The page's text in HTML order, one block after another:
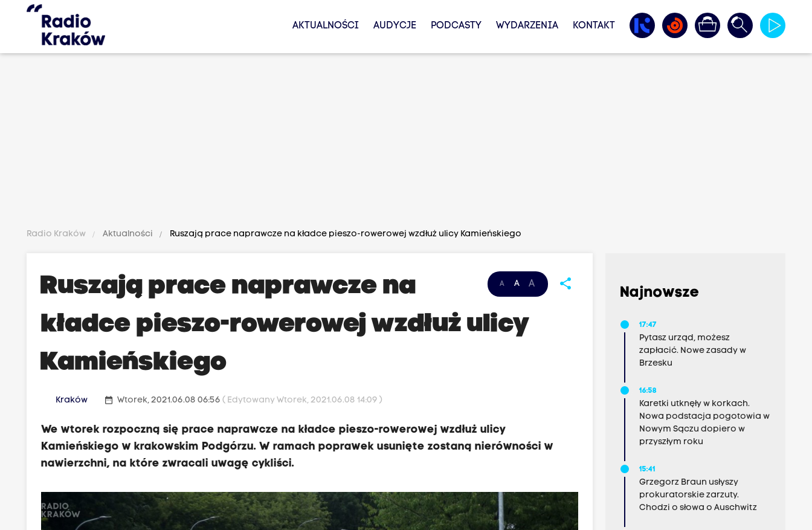
AKTUALNOŚCI AUDYCJE PODCASTY WYDARZENIA KONTAKT
Radio Kraków Aktualności Ruszają prace naprawcze na kładce pieszo-rowerowej wzdłuż ulicy Kamieńskiego
A A A share
Ruszają prace naprawcze na
kładce pieszo-rowerowej wzdłuż ulicy
Kamieńskiego
Kraków date_range Wtorek, 2021.06.08 06:56( Edytowany Wtorek, 2021.06.08 14:09 )
We wtorek rozpoczną się prace naprawcze na kładce pieszo-rowerowej wzdłuż ulicy
Kamieńskiego w krakowskim Podgórzu. W ramach poprawek usunięte zostaną nierówności w
nawierzchni, na które zwracali uwagę cykliści.
Najnowsze
17:47
Pytasz urząd, możesz
zapłacić. Nowe zasady w
Brzesku
16:58
Karetki utknęły w korkach.
Nowa podstacja pogotowia w
Nowym Sączu dopiero w
przyszłym roku
15:41
Grzegorz Braun usłyszy
prokuratorskie zarzuty.
Chodzi o słowa o Auschwitz